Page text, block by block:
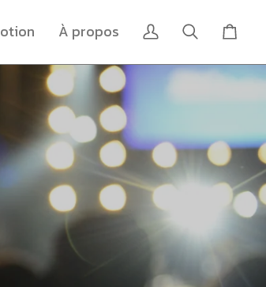
À propos
Mon
Recherche
Panier